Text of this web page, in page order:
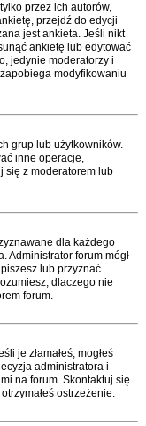
przez ich autorów,
przejdź do edycji
jest ankieta. Jeśli nikt
ankietę lub edytować
jedynie moderatorzy i
modyfikowaniu
grup lub użytkowników.
inne operacje,
się z moderatorem lub
dla każdego
Administrator forum mógł
lub przyznać
dlaczego nie
forum.
je złamałeś, mogłeś
administratora i
na forum. Skontaktuj się
ostrzeżenie.